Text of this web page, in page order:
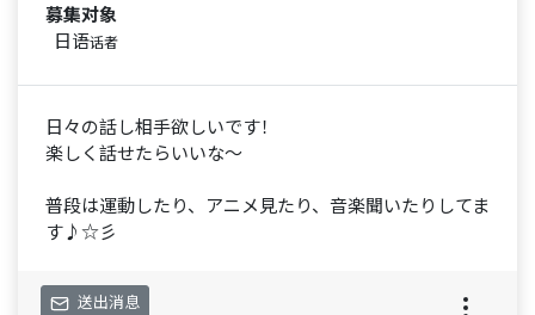
募集对象
日语话者
日々の話し相手欲しいです！
楽しく話せたらいいな～
普段は運動したり、アニメ見たり、音楽聞いたりしてま
す♪☆彡
送出消息